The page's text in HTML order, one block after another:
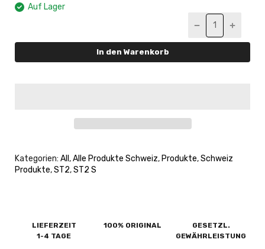
Auf Lager
In den Warenkorb
Kategorien: All ,Alle Produkte Schweiz, Produkte,Schweiz
Produkte,ST2,ST2 S
LIEFERZEIT
1-4 TAGE
100% ORIGINAL
GESETZL.
GEWÄHRLEISTUNG